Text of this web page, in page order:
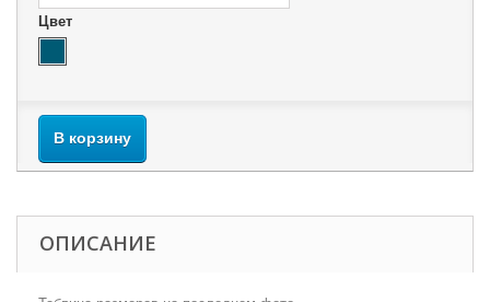
Цвет
В корзину
ОПИСАНИЕ